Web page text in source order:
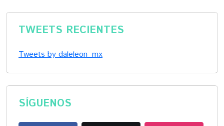
TWEETS RECIENTES
Tweets by daleleon_mx
SÍGUENOS